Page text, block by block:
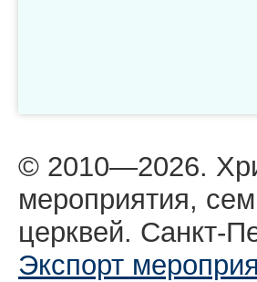
© 2010—2026.
мероприятия,
церквей. Санкт-
Экспорт